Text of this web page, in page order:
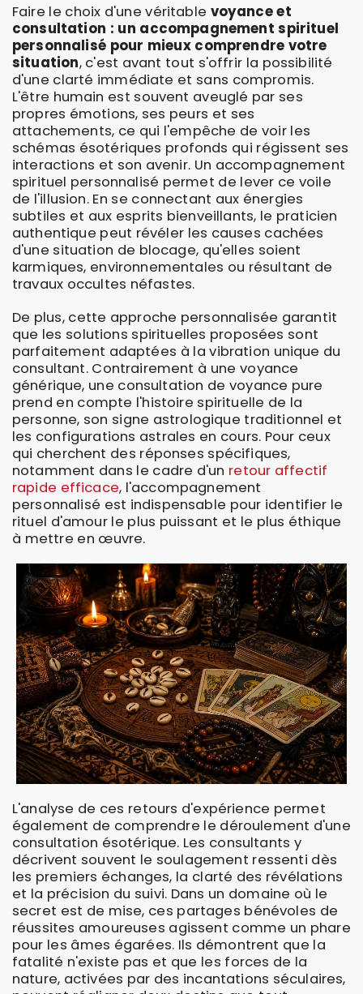
Faire le choix d'une véritable voyance et
consultation : un accompagnement spirituel
personnalisé pour mieux comprendre votre
situation, c'est avant tout s'offrir la possibilité
d'une clarté immédiate et sans compromis.
L'être humain est souvent aveuglé par ses
propres émotions, ses peurs et ses
attachements, ce qui l'empêche de voir les
schémas ésotériques profonds qui régissent ses
interactions et son avenir. Un accompagnement
spirituel personnalisé permet de lever ce voile
de l'illusion. En se connectant aux énergies
subtiles et aux esprits bienveillants, le praticien
authentique peut révéler les causes cachées
d'une situation de blocage, qu'elles soient
karmiques, environnementales ou résultant de
travaux occultes néfastes.
De plus, cette approche personnalisée garantit
que les solutions spirituelles proposées sont
parfaitement adaptées à la vibration unique du
consultant. Contrairement à une voyance
générique, une consultation de voyance pure
prend en compte l'histoire spirituelle de la
personne, son signe astrologique traditionnel et
les configurations astrales en cours. Pour ceux
qui cherchent des réponses spécifiques,
notamment dans le cadre d'un retour affectif
rapide efficace, l'accompagnement
personnalisé est indispensable pour identifier le
rituel d'amour le plus puissant et le plus éthique
à mettre en œuvre.
L'analyse de ces retours d'expérience permet
également de comprendre le déroulement d'une
consultation ésotérique. Les consultants y
décrivent souvent le soulagement ressenti dès
les premiers échanges, la clarté des révélations
et la précision du suivi. Dans un domaine où le
secret est de mise, ces partages bénévoles de
réussites amoureuses agissent comme un phare
pour les âmes égarées. Ils démontrent que la
fatalité n'existe pas et que les forces de la
nature, activées par des incantations séculaires,